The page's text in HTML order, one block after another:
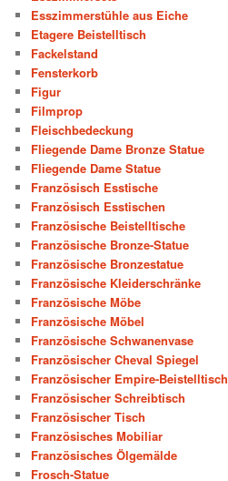
Esszimmerstühle aus Eiche
Etagere Beistelltisch
Fackelstand
Fensterkorb
Figur
Filmprop
Fleischbedeckung
Fliegende Dame Bronze Statue
Fliegende Dame Statue
Französisch Esstische
Französisch Esstischen
Französische Beistelltische
Französische Bronze-Statue
Französische Bronzestatue
Französische Kleiderschränke
Französische Möbe
Französische Möbel
Französische Schwanenvase
Französischer Cheval Spiegel
Französischer Empire-Beistelltisch
Französischer Schreibtisch
Französischer Tisch
Französisches Mobiliar
Französisches Ölgemälde
Frosch-Statue